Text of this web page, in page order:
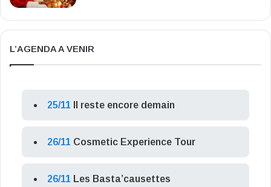
L’AGENDA A VENIR
25/11 Il reste encore demain
26/11 Cosmetic Experience Tour
26/11 Les Basta’causettes